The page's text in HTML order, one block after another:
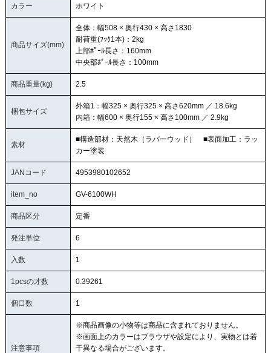
カラー ホワイト
商品サイズ(mm)
全体：幅508 × 奥行430 × 高さ1830
耐荷重(ﾌｯｸ1本)：2kg
上部ﾎﾟｰﾙ長さ：160mm
中央部ﾎﾟｰﾙ長さ：100mm
商品重量(kg) 2.5
梱包サイズ
外箱1：幅325 × 奥行325 × 高さ620mm ／ 18.6kg
内箱：幅600 × 奥行155 × 高さ100mm ／ 2.9kg
素材
■構造部材：天然木（ラバーウッド） ■表面加工：ラッ
カー塗装
JANコード 4953980102652
item_no GV-6100WH
商品区分 定番
発注単位 6
入数 1
1pcsの才数 0.39261
個口数 1
注意事項
※商品画像の小物等は商品に含まれておりません。
※画面上のカラーはブラウザや設定により、実物とは若
干異なる場合がございます。